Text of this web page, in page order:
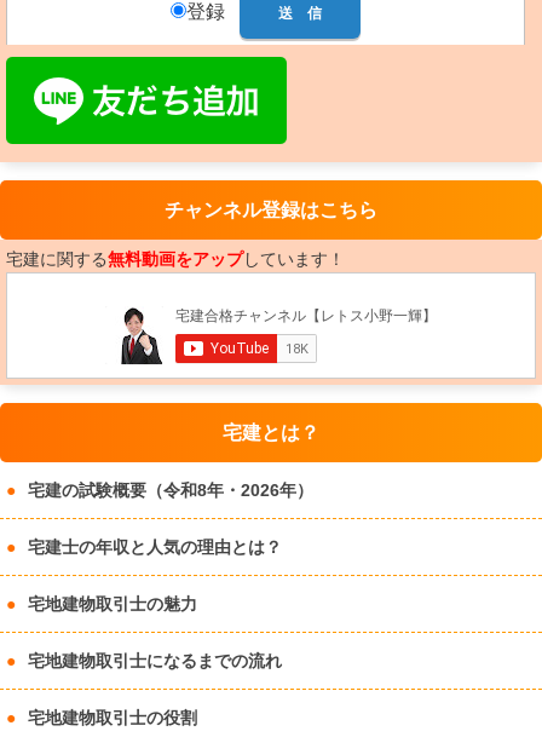
登録
チャンネル登録はこちら
宅建に関する無料動画をアップしています！
宅建とは？
宅建の試験概要（令和8年・2026年）
宅建士の年収と人気の理由とは？
宅地建物取引士の魅力
宅地建物取引士になるまでの流れ
宅地建物取引士の役割